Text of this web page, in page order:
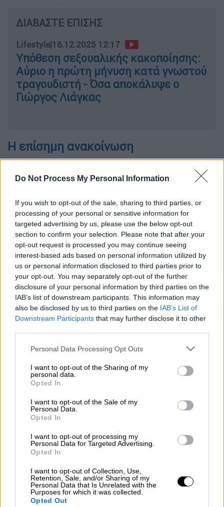
Do Not Process My Personal Information
If you wish to opt-out of the sale, sharing to third parties, or
processing of your personal or sensitive information for
targeted advertising by us, please use the below opt-out
section to confirm your selection. Please note that after your
opt-out request is processed you may continue seeing
interest-based ads based on personal information utilized by
us or personal information disclosed to third parties prior to
your opt-out. You may separately opt-out of the further
disclosure of your personal information by third parties on the
IAB’s list of downstream participants. This information may
also be disclosed by us to third parties on the IAB’s List of
Downstream Participants that may further disclose it to other
Please note that this website/app uses one or more Google
not limited to your visit or usage behaviour. You may click to
grant or deny consent to Google and its third-party tags to
use your data for below specified purposes in below Google
consent section.
Personal Data Processing Opt Outs
I want to opt-out of the Sharing of my
personal data.
Opted In
I want to opt-out of the Sale of my
Personal Data.
Opted In
I want to opt-out of processing my
Personal Data for Targeted Advertising.
Opted In
I want to opt-out of Collection, Use,
Retention, Sale, and/or Sharing of my
Personal Data that Is Unrelated with the
Purposes for which it was collected.
Opted Out
ΔΙΑΒΑΣΤΕ ΕΠΙΣΗΣ
Lifestyle|16.12.2025 12:17
Υπόθεση σεξουαλικής κακοποίησης:
Αύριο η πρώτη μήνυση κατά γνωστού
τραγουδιστή - Όσα αποκάλυψε ο
Γιώργος Λιάγκας
Η επίσημη ανακοίνωση
Αναλυτικά η ανακοίνωση: «Ενεργώντας ως
πληρεξούσιος δικηγόρος του εντολέως μου
Εξυφαίνεται εδώ και αρκετό χρονικό
διάστημαένα οργανωμένο σχέδιο εκβίασης
σε βάρος του Γιώργου Μαζωνάκη,
υποκινούμενο από συγκεκριμένα
επιχειρηματικά συμφέροντα, στις παράνομες
απαιτήσεις των οποίων ο εντολέας μου δεν
υπέκυψε.
Αρχικώς επιχειρήθηκε η εκβίασή του με την
προσπάθειααπέβη άκαρπη,
στρατολογήθηκαν πρόσωπα τα οποία,
ενεργώντας ως ψευδομάρτυρες
, αποφάσισαν
καταγγελίες περί δήθεν ανάρμοστης
συμπεριφοράς του εντολέως μου.
Για το εν λόγω σχέδιο, ο εντολέας μουέχει
ήδη απευθυνθεί στις αρμόδιες Αρχές και
Διεύθυνσης Αντιμετώπισης Οργανωμένου
Εγκλήματος.